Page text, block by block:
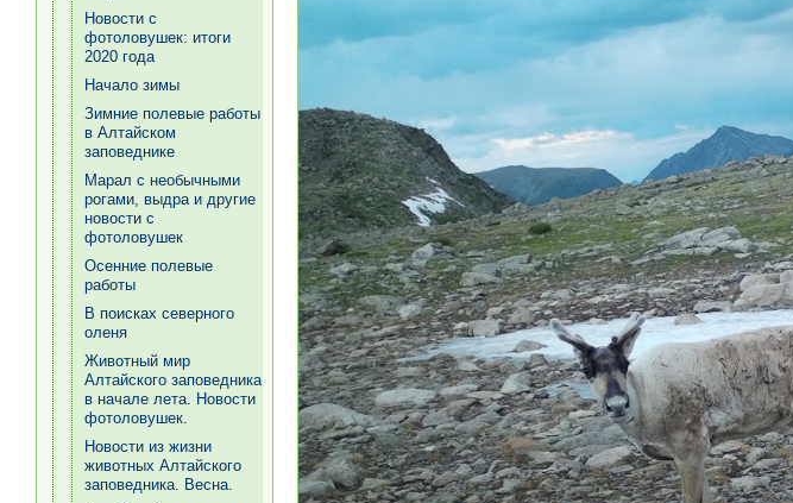
Новости с
фотоловушек: итоги
2020 года
Начало зимы
Зимние полевые работы
в Алтайском
заповеднике
Марал с необычными
рогами, выдра и другие
новости с
фотоловушек
Осенние полевые
работы
В поисках северного
оленя
Животный мир
Алтайского заповедника
в начале лета. Новости
фотоловушек.
Новости из жизни
животных Алтайского
заповедника. Весна.